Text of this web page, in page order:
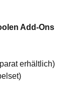
Add-Ons
erhältlich)